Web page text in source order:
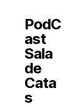
PodC
ast
Sala
de
Cata
s